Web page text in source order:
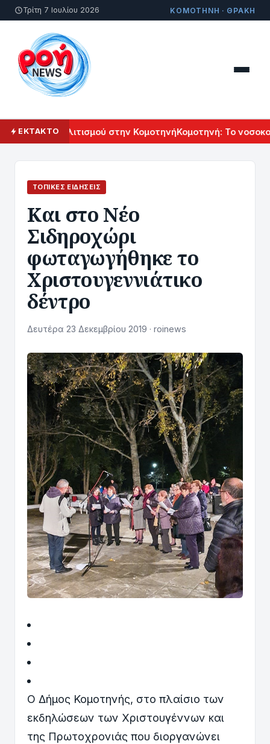
Τρίτη 7 Ιουλίου 2026 ΚΟΜΟΤΗΝΗ · ΘΡΑΚΗ
ΕΚΤΑΚΤΟΠολιτισμού στην ΚομοτηνήΚομοτηνή: Το
ΤΟΠΙΚΈΣ ΕΙΔΉΣΕΙΣ
Kαι στο Νέο
Σιδηροχώρι
φωταγωγήθηκε το
Χριστουγεννιάτικο
δέντρο
Δευτέρα 23 Δεκεμβρίου 2019 · roinews
Ο Δήμος Κομοτηνής, στο πλαίσιο των
εκδηλώσεων των Χριστουγέννων και
της Πρωτοχρονιάς που διοργανώνει